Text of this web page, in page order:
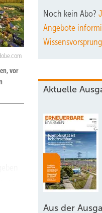
vor
Noch kein Abo?
Angebote
Aktuelle
Aus der